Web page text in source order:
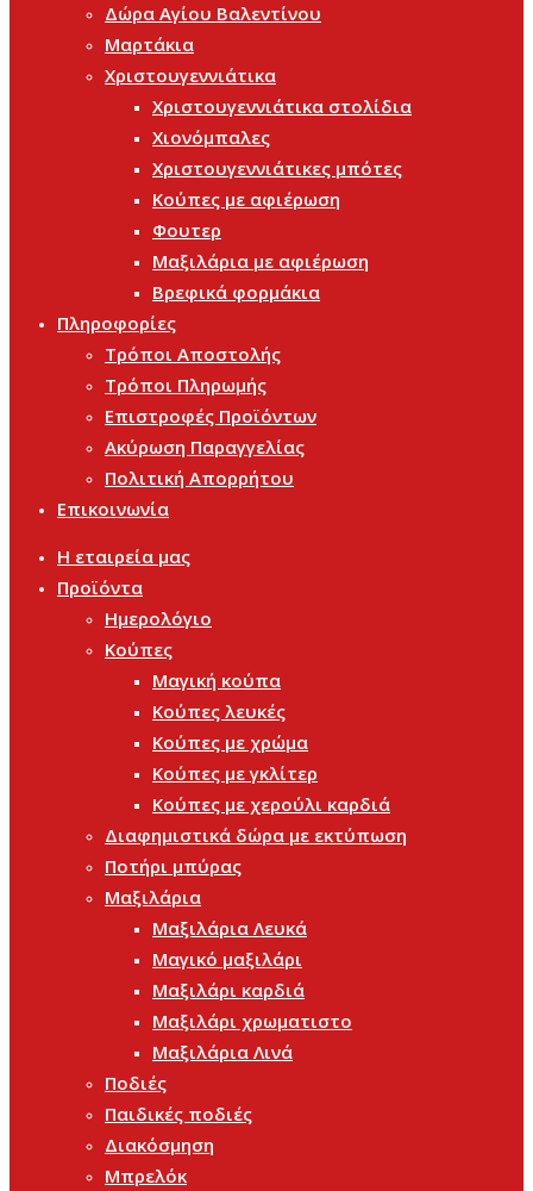
Δώρα Αγίου Βαλεντίνου
Μαρτάκια
Χριστουγεννιάτικα
Χριστουγεννιάτικα στολίδια
Χιονόμπαλες
Χριστουγεννιάτικες μπότες
Κούπες με αφιέρωση
Φουτερ
Μαξιλάρια με αφιέρωση
Βρεφικά φορμάκια
Πληροφορίες
Τρόποι Αποστολής
Τρόποι Πληρωμής
Επιστροφές Προϊόντων
Ακύρωση Παραγγελίας
Πολιτική Απορρήτου
Επικοινωνία
Η εταιρεία μας
Προϊόντα
Ημερολόγιο
Κούπες
Μαγική κούπα
Κούπες λευκές
Κούπες με χρώμα
Κούπες με γκλίτερ
Κούπες με χερούλι καρδιά
Διαφημιστικά δώρα με εκτύπωση
Ποτήρι μπύρας
Μαξιλάρια
Μαξιλάρια Λευκά
Μαγικό μαξιλάρι
Μαξιλάρι καρδιά
Μαξιλάρι χρωματιστο
Μαξιλάρια Λινά
Ποδιές
Παιδικές ποδιές
Διακόσμηση
Μπρελόκ